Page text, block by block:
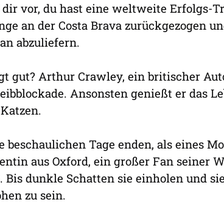
dir vor, du hast eine weltweite Erfolgs-
an der Costa Brava zurückgezogen
abzuliefern.
gut? Arthur Crawley, ein britischer
Ansonsten genießt er das
beschaulichen Tage enden, als eines
aus Oxford, ein großer Fan seiner
Bis dunkle Schatten sie einholen und
zu sein.